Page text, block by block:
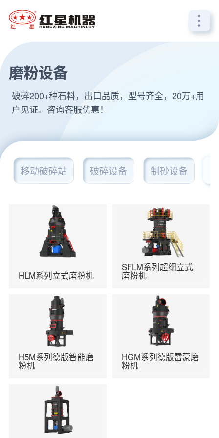
磨粉设备
破碎200+种石料，出口品质，型号齐全，20万+用
户见证。咨询客服优惠！
移动破碎站 破碎设备 制砂设备
HLM系列立式磨粉机
SFLM系列超细立式
磨粉机
H5M系列德版智能磨
粉机
HGM系列德版雷蒙磨
粉机